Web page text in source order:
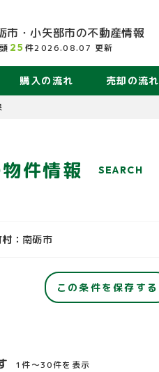
市・小矢部市の不動産情報
25件2026.08.07 更新
購入の流れ 売却の流れ
件情報 SEARCH
： 南砺市
この条件を保存する
1件〜30件を表示